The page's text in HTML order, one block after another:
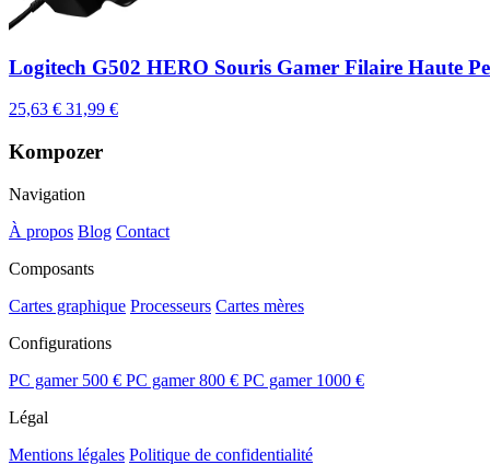
Logitech G502 HERO Souris Gamer Filaire Haute
25,63 € 31,99 €
Kompozer
Navigation
À propos Blog Contact
Composants
Cartes graphique Processeurs Cartes mères
Configurations
PC gamer 500 € PC gamer 800 € PC gamer 1000 €
Légal
Mentions légales Politique de confidentialité